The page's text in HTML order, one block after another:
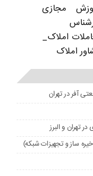
مجازی
املاک_
املاک
آفر در تهران
تهران و البرز
ساز و تجهیزات شبکه)